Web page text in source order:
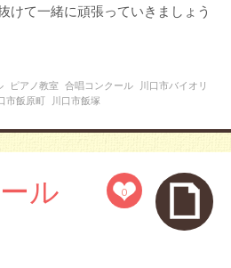
けて一緒に頑張っていきましょう
ピアノ教室 合唱コンクール
川口市バイオリ
市飯原町 川口市飯塚
0
ル